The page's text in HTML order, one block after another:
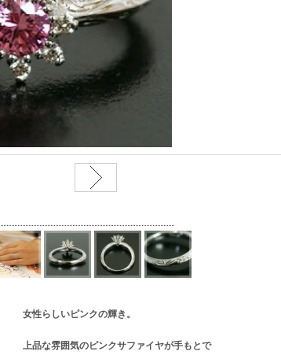
女性らしいピンクの輝き。
上品な雰囲気のピンクサファイヤが手もとで